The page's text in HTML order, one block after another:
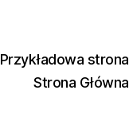
Przykładowa strona
Strona Główna